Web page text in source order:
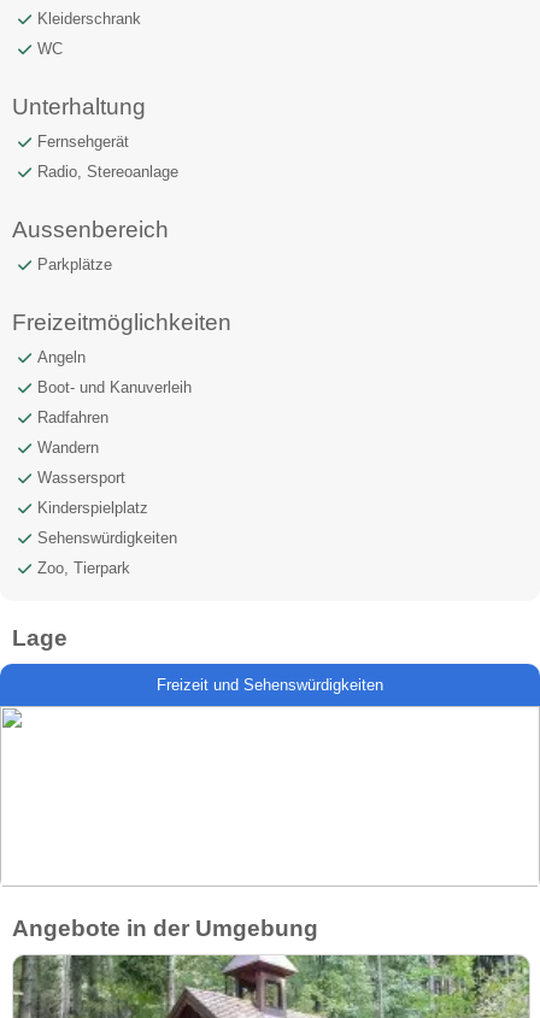
Kleiderschrank
WC
Unterhaltung
Fernsehgerät
Radio, Stereoanlage
Aussenbereich
Parkplätze
Freizeitmöglichkeiten
Angeln
Boot- und Kanuverleih
Radfahren
Wandern
Wassersport
Kinderspielplatz
Sehenswürdigkeiten
Zoo, Tierpark
Lage
Freizeit und Sehenswürdigkeiten
Angebote in der Umgebung